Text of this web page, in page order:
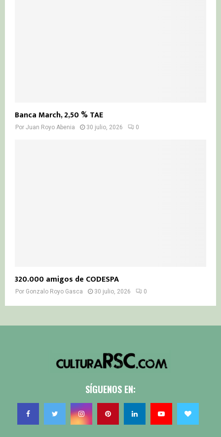
Banca March, 2,50 % TAE
Por Juan Royo Abenia 30 julio, 2026 0
320.000 amigos de CODESPA
Por Gonzalo Royo Gasca 30 julio, 2026 0
SÍGUENOS EN: